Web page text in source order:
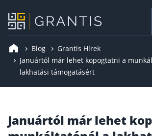
Pénzügyi tanácsadás
Nyugdíj előtakarékosság
Melyiket válaszd?
Blog
Grantis Hírek
Januártól már lehet kopogtatni a
lakhatási támogatásért
Januártól már lehet